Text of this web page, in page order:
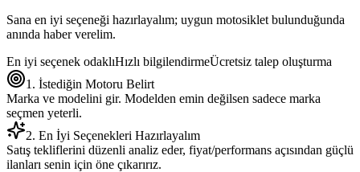
Sana en iyi seçeneği hazırlayalım; uygun motosiklet bulunduğunda
anında haber verelim.
En iyi seçenek odaklıHızlı bilgilendirmeÜcretsiz talep oluşturma
1. İstediğin Motoru Belirt
Marka ve modelini gir. Modelden emin değilsen sadece marka
seçmen yeterli.
2. En İyi Seçenekleri Hazırlayalım
Satış tekliflerini düzenli analiz eder, fiyat/performans açısından güçlü
ilanları senin için öne çıkarırız.